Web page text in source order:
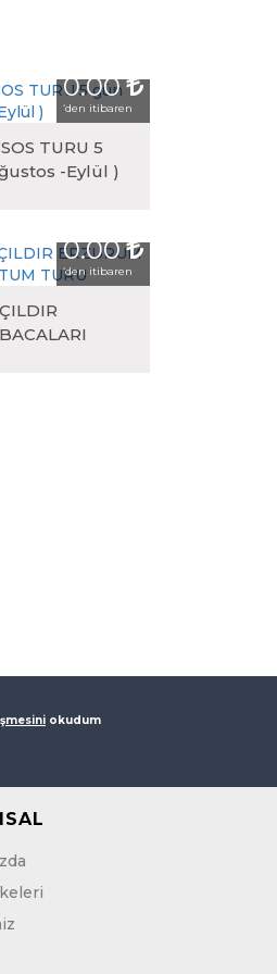
0.00
‘den itibaren
TURU 5
-Eylül )
0.00
‘den itibaren
okudum